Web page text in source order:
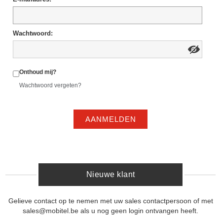
Wachtwoord:
Onthoud mij?
Wachtwoord vergeten?
AANMELDEN
Nieuwe klant
Gelieve contact op te nemen met uw sales contactpersoon of met
sales@mobitel.be als u nog geen login ontvangen heeft.